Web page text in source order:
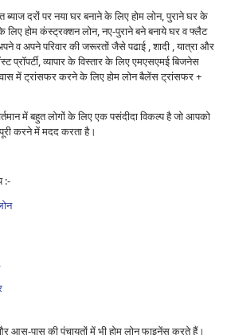
दरों पर नया घर बनाने के लिए होम लोन, पुराने घर के
लिए होम कंस्ट्रक्शन लोन, नए-पुराने बने बनाये घर व फ्लैट
व अपने परिवार की जरूरतों जैसे पढाई , शादी , यात्रा और
प्रॉपर्टी, व्यापार के विस्तार के लिए एमएसएमई बिजनेस
में ट्रांसफर करने के लिए होम लोन बैलेंस ट्रांसफर +
में बहुत लोगों के लिए एक पसंदीदा विकल्प है जो आपको
करने में मदद करता है।
:-
आस-पास की पंचायतों में भी होम लोन फाइनेंस करते हैं।